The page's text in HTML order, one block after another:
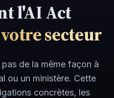
l'AI Act
votre secteur
de la même façon à
ou un ministère. Cette
concrètes, les